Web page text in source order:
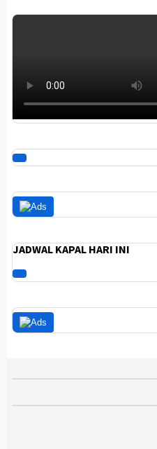
JADWAL KAPAL HARI INI